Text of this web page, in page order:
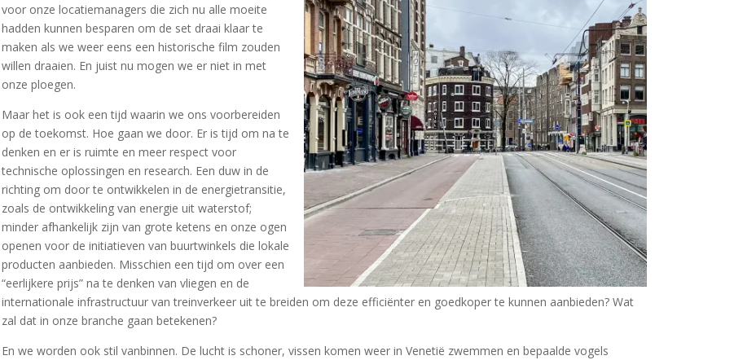
voor onze locatiemanagers die zich nu alle moeite
hadden kunnen besparen om de set draai klaar te
maken als we weer eens een historische film zouden
willen draaien. En juist nu mogen we er niet in met
onze ploegen.
Maar het is ook een tijd waarin we ons voorbereiden
op de toekomst. Hoe gaan we door. Er is tijd om na te
denken en er is ruimte en meer respect voor
technische oplossingen en research. Een duw in de
richting om door te ontwikkelen in de energietransitie,
zoals de ontwikkeling van energie uit waterstof;
minder afhankelijk zijn van grote ketens en onze ogen
openen voor de initiatieven van buurtwinkels die lokale
producten aanbieden. Misschien een tijd om over een
“eerlijkere prijs” na te denken van vliegen en de
internationale infrastructuur van treinverkeer uit te breiden om deze efficiënter en goedkoper te kunnen aanbieden? Wat
zal dat in onze branche gaan betekenen?
En we worden ook stil vanbinnen. De lucht is schoner, vissen komen weer in Venetië zwemmen en bepaalde vogels